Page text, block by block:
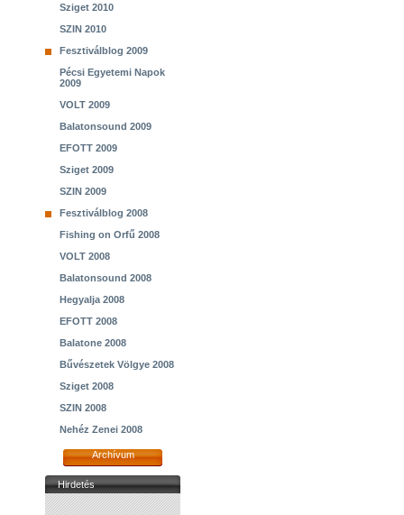
Sziget 2010
SZIN 2010
Fesztiválblog 2009
Pécsi Egyetemi Napok
2009
VOLT 2009
Balatonsound 2009
EFOTT 2009
Sziget 2009
SZIN 2009
Fesztiválblog 2008
Fishing on Orfű 2008
VOLT 2008
Balatonsound 2008
Hegyalja 2008
EFOTT 2008
Balatone 2008
Bűvészetek Völgye 2008
Sziget 2008
SZIN 2008
Nehéz Zenei 2008
Archívum
Hirdetés